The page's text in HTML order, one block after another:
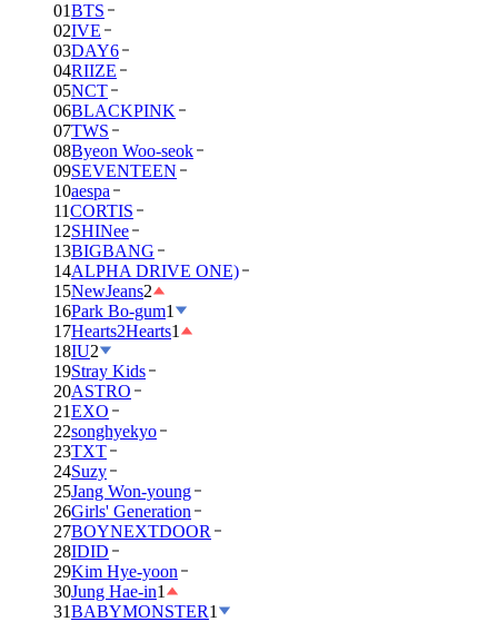
01BTS
02IVE
03DAY6
04RIIZE
05NCT
06BLACKPINK
07TWS
08Byeon Woo-seok
09SEVENTEEN
10aespa
11CORTIS
12SHINee
13BIGBANG
14ALPHA DRIVE ONE)
15NewJeans2
16Park Bo-gum1
17Hearts2Hearts1
18IU2
19Stray Kids
20ASTRO
21EXO
22songhyekyo
23TXT
24Suzy
25Jang Won-young
26Girls' Generation
27BOYNEXTDOOR
28IDID
29Kim Hye-yoon
30Jung Hae-in1
31BABYMONSTER1